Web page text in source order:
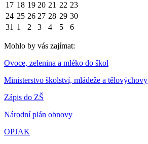
17 18 19 20 21 22 23
24 25 26 27 28 29 30
31 1 2 3 4 5 6
Mohlo by vás zajímat:
Ovoce, zelenina a mléko do škol
Ministerstvo školství, mládeže a tělovýchovy
Zápis do ZŠ
Národní plán obnovy
OPJAK